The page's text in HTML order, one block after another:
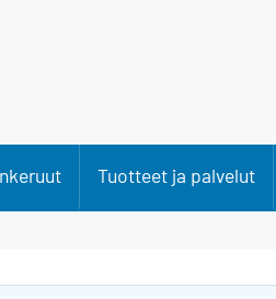
Tuotteet ja palvelut